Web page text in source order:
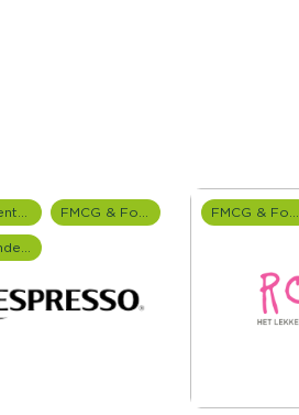
Consumentenonderzoek FMCG & Food branche
Retail onderzoek
FMCG & Food branche